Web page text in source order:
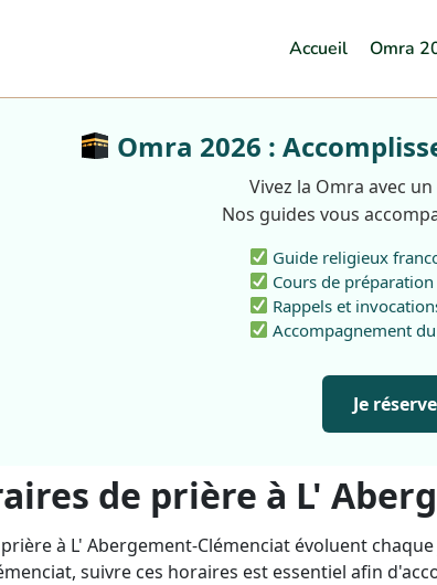
Accueil Omra
Omra 2026 :
Vivez la Omra avec un
Nos guides vous
Guide religieux
Cours de
Rappels et
Accompagnement
Je
de prière à L'
à L' Abergement-Clémenciat évoluent
suivre ces horaires est essentiel afin